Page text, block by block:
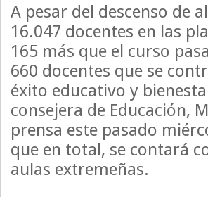
A pesar del descenso de
16.047 docentes en las
165 más que el curso
660 docentes que se
éxito educativo y
consejera de Educación,
prensa este pasado
que en total, se contará
aulas extremeñas.